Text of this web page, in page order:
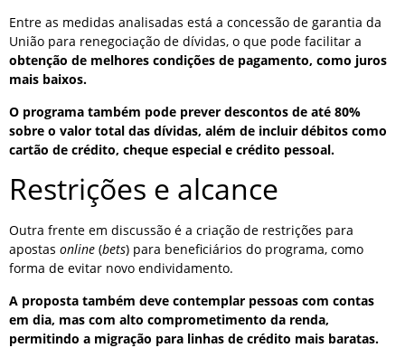
Entre as medidas analisadas está a concessão de garantia da
União para renegociação de dívidas, o que pode facilitar a
obtenção de melhores condições de pagamento, como juros
mais baixos.
O programa também pode prever descontos de até 80%
sobre o valor total das dívidas, além de incluir débitos como
cartão de crédito, cheque especial e crédito pessoal.
Restrições e alcance
Outra frente em discussão é a criação de restrições para
apostas online (bets) para beneficiários do programa, como
forma de evitar novo endividamento.
A proposta também deve contemplar pessoas com contas
em dia, mas com alto comprometimento da renda,
permitindo a migração para linhas de crédito mais baratas.